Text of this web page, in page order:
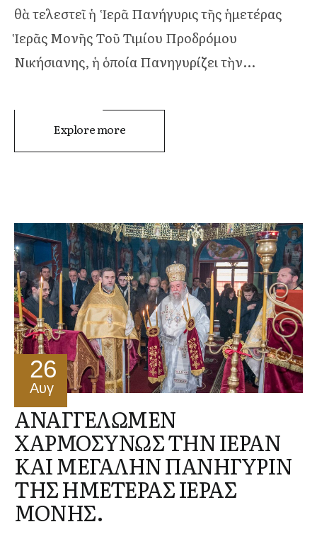
θὰ τελεστεῖ ἡ Ἱερᾶ Πανήγυρις τῆς ἡμετέρας
Ἱερᾶς Μονῆς Τοῦ Τιμίου Προδρόμου
Νικήσιανης, ἡ ὁποία Πανηγυρίζει τὴν...
Explore more
26
Αυγ
ΑΝΑΓΓΕΛΩΜΕΝ
ΧΑΡΜΟΣΥΝΩΣ ΤΗΝ ΙΕΡΑΝ
ΚΑΙ ΜΕΓΑΛΗΝ ΠΑΝΗΓΥΡΙΝ
ΤΗΣ ΗΜΕΤΕΡΑΣ ΙΕΡΑΣ
ΜΟΝΗΣ.